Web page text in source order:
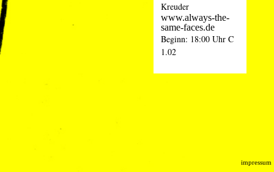
impressum
Kreuder
www.always-the-
same-faces.de
Beginn: 18:00 Uhr C
1.02